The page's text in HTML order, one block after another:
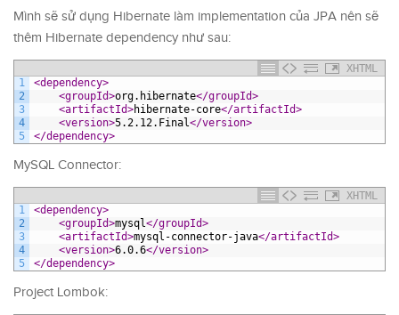
Mình sẽ sử dụng Hibernate làm implementation của JPA nên sẽ
thêm Hibernate dependency như sau:
XHTML
1
2
3
4
5
<dependency>
<groupId>org.hibernate</groupId>
<artifactId>hibernate-core</artifactId>
<version>5.2.12.Final</version>
</dependency>
MySQL Connector:
XHTML
1
2
3
4
5
<dependency>
<groupId>mysql</groupId>
<artifactId>mysql-connector-java</artifactId>
<version>6.0.6</version>
</dependency>
Project Lombok: